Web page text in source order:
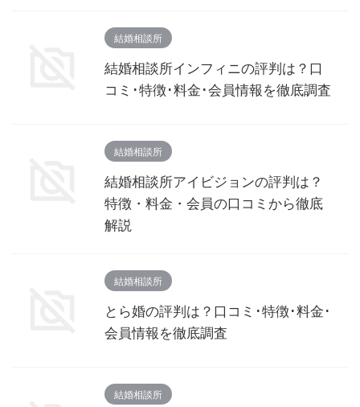
結婚相談所
結婚相談所インフィニの評判は？口
コミ･特徴･料金･会員情報を徹底調査
結婚相談所
結婚相談所アイビジョンの評判は？
特徴・料金・会員の口コミから徹底
解説
結婚相談所
とら婚の評判は？口コミ･特徴･料金･
会員情報を徹底調査
結婚相談所